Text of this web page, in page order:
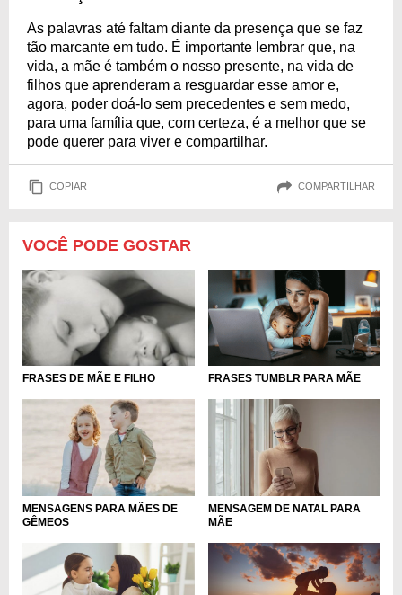
As palavras até faltam diante da presença que se faz
tão marcante em tudo. É importante lembrar que, na
vida, a mãe é também o nosso presente, na vida de
filhos que aprenderam a resguardar esse amor e,
agora, poder doá-lo sem precedentes e sem medo,
para uma família que, com certeza, é a melhor que se
pode querer para viver e compartilhar.
COPIAR COMPARTILHAR
VOCÊ PODE GOSTAR
FRASES DE MÃE E FILHO FRASES TUMBLR PARA MÃE
MENSAGENS PARA MÃES DE
GÊMEOS
MENSAGEM DE NATAL PARA
MÃE